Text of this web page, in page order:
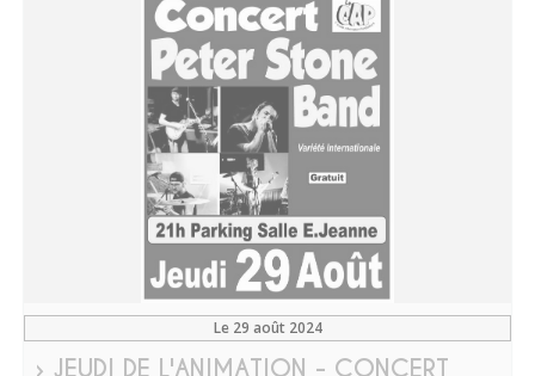
Le 29 août 2024
› JEUDI DE L'ANIMATION - CONCERT